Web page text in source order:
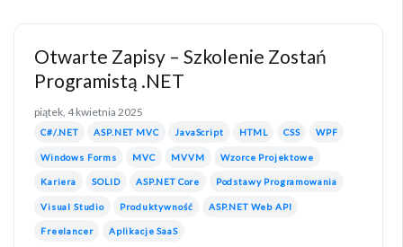
Otwarte Zapisy – Szkolenie Zostań
Programistą .NET
piątek, 4 kwietnia 2025
C#/.NET ASP.NET MVC JavaScript HTML CSS WPF
Windows Forms MVC MVVM Wzorce Projektowe
Kariera SOLID ASP.NET Core Podstawy Programowania
Visual Studio Produktywność ASP.NET Web API
Freelancer Aplikacje SaaS